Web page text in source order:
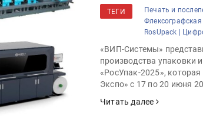
ТЕГИ Печать и
Флексографская
RosUpack |
«ВИП-Системы»
производства упаковки
«РосУпак-2025»,
Экспо» с 17 по 20 июня
Читать далее